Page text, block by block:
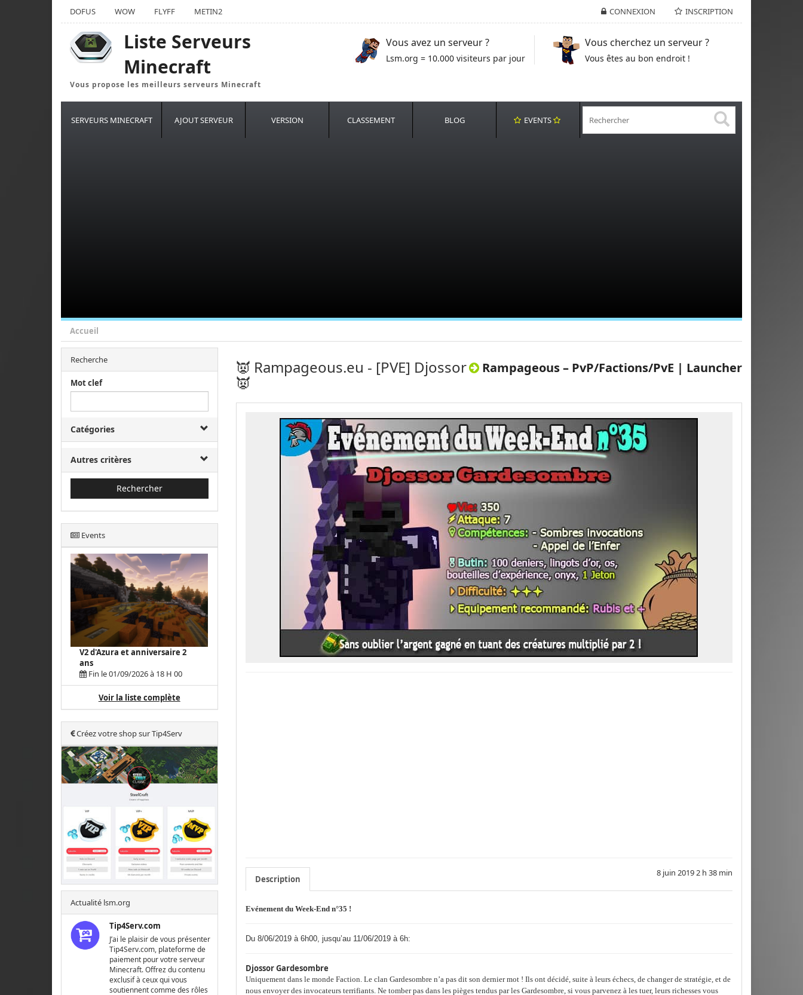
CONNEXION INSCRIPTION
DOFUS WOW FLYFF METIN2
Liste Serveurs
Minecraft
Vous propose les meilleurs serveurs Minecraft
Vous avez un serveur ?
Lsm.org = 10.000 visiteurs par jour
Vous cherchez un serveur ?
Vous êtes au bon endroit !
SERVEURS MINECRAFT AJOUT SERVEUR VERSION CLASSEMENT BLOG EVENTS
Accueil
Recherche
Mot clef
Catégories
Autres critères
Rechercher
Events
V2 d'Azura et anniversaire 2
ans
Fin le 01/09/2026 à 18 H 00
Voir la liste complète
Créez votre shop sur Tip4Serv
Actualité lsm.org
Tip4Serv.com
J’ai le plaisir de vous présenter
Tip4Serv.com, plateforme de
paiement pour votre serveur
Minecraft. Offrez du contenu
exclusif à ceux qui vous
soutiennent comme des rôles
Rampageous – PvP/Factions/PvE | Launcher
👿 Rampageous.eu - [PVE] Djossor
👿
8 juin 2019 2 h 38 min
Description
Evénement du Week-End n°35 !
Du 8/06/2019 à 6h00, jusqu’au 11/06/2019 à 6h:
Djossor Gardesombre
Uniquement dans le monde Faction. Le clan Gardesombre n’a pas dit son dernier mot ! Ils ont décidé, suite à leurs échecs, de changer de stratégie, et de
nous envoyer des invocateurs terrifiants. Ne tomber pas dans les pièges tendus par les Gardesombre, si vous parvenez à les tuer, leurs richesses vous